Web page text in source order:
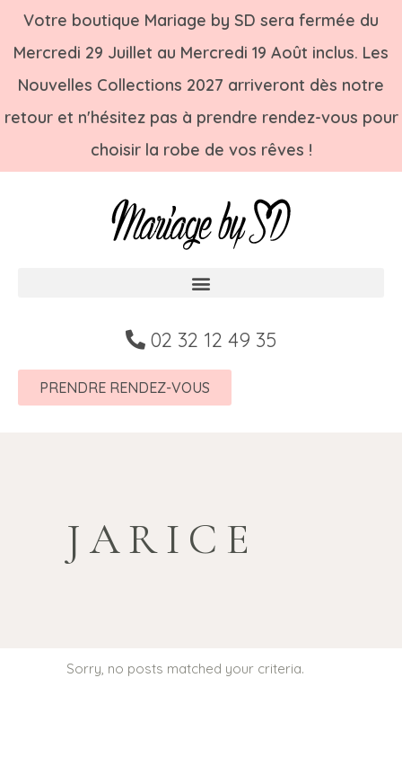
Votre boutique Mariage by SD sera fermée du
Mercredi 29 Juillet au Mercredi 19 Août inclus. Les
Nouvelles Collections 2027 arriveront dès notre
retour et n'hésitez pas à prendre rendez-vous pour
choisir la robe de vos rêves !
02 32 12 49 35
PRENDRE RENDEZ-VOUS
JARICE
Sorry, no posts matched your criteria.